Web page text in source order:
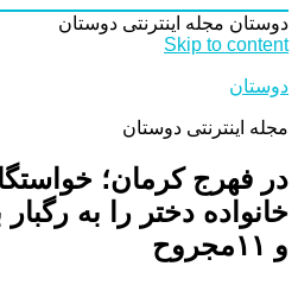
دوستان مجله اینترنتی دوستان
Skip to content
دوستان
مجله اینترنتی دوستان
در فهرج کرمان؛
و ۱۱مجروح